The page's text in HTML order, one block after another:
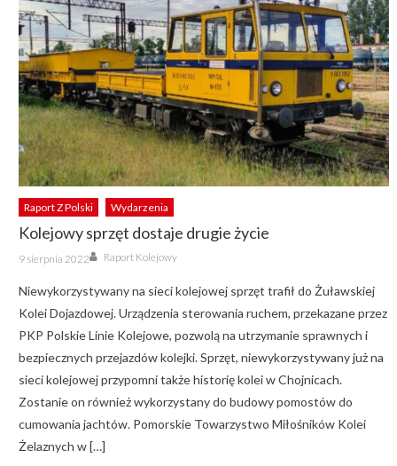
Raport Z Polski Wydarzenia
Kolejowy sprzęt dostaje drugie życie
Posted
on
9 sierpnia 2022 Author
Raport Kolejowy
Niewykorzystywany na sieci kolejowej sprzęt trafił do Żuławskiej
Kolei Dojazdowej. Urządzenia sterowania ruchem, przekazane przez
PKP Polskie Linie Kolejowe, pozwolą na utrzymanie sprawnych i
bezpiecznych przejazdów kolejki. Sprzęt, niewykorzystywany już na
sieci kolejowej przypomni także historię kolei w Chojnicach.
Zostanie on również wykorzystany do budowy pomostów do
cumowania jachtów. Pomorskie Towarzystwo Miłośników Kolei
Żelaznych w […]